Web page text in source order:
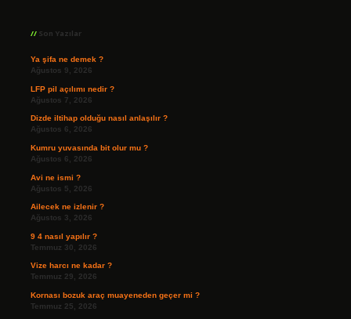
Son Yazılar
Ya şifa ne demek ?
Ağustos 9, 2026
LFP pil açılımı nedir ?
Ağustos 7, 2026
Dizde iltihap olduğu nasıl anlaşılır ?
Ağustos 6, 2026
Kumru yuvasında bit olur mu ?
Ağustos 6, 2026
Avi ne ismi ?
Ağustos 5, 2026
Ailecek ne izlenir ?
Ağustos 3, 2026
9 4 nasıl yapılır ?
Temmuz 30, 2026
Vize harcı ne kadar ?
Temmuz 29, 2026
Kornası bozuk araç muayeneden geçer mi ?
Temmuz 25, 2026